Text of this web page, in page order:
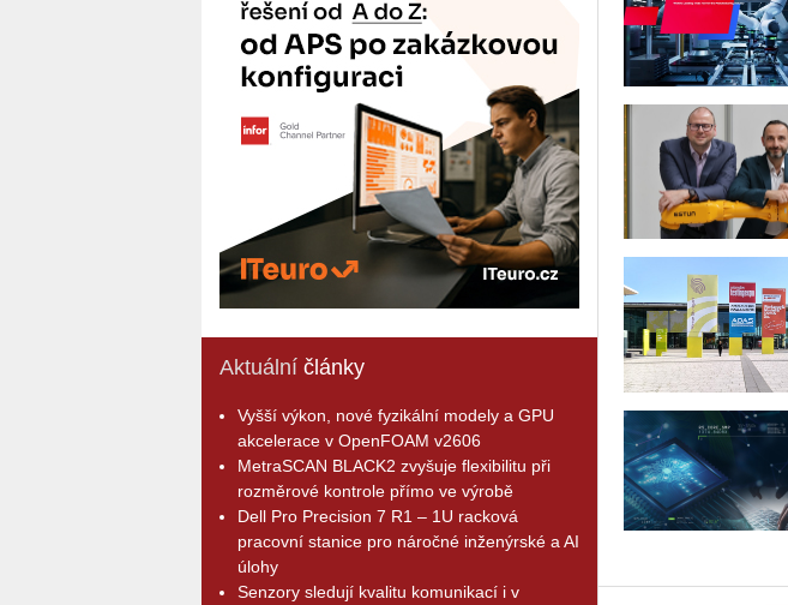
Aktuální články
Vyšší výkon, nové fyzikální modely a GPU
akcelerace v OpenFOAM v2606
MetraSCAN BLACK2 zvyšuje flexibilitu při
rozměrové kontrole přímo ve výrobě
Dell Pro Precision 7 R1 – 1U racková
pracovní stanice pro náročné inženýrské a AI
úlohy
Senzory sledují kvalitu komunikací i v